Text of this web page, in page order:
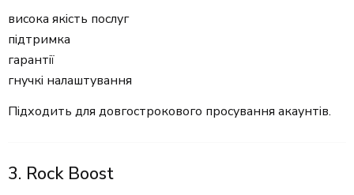
висока якість послуг
підтримка
гарантії
гнучкі налаштування
Підходить для довгострокового просування акаунтів.
3. Rock Boost